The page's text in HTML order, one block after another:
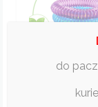
aktywna
do